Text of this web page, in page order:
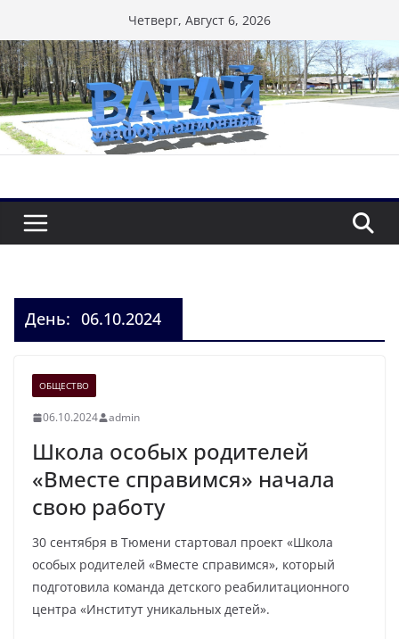
к
содержимому
Четверг, Август 6, 2026
День: 06.10.2024
ОБЩЕСТВО
06.10.2024 admin
Школа особых родителей
«Вместе справимся» начала
свою работу
30 сентября в Тюмени стартовал проект «Школа
особых родителей «Вместе справимся», который
подготовила команда детского реабилитационного
центра «Институт уникальных детей».